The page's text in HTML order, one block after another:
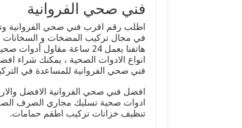
فني صحي الفروانية
اطلب رقم اقرب فني صحي الفروانية
في مجال تركيب المضخات و السخانات
هاتفنا يعمل 24 ساعة مقاول
انواع الادوات الصحية ، يمكنك شراء
فني صحي الفروانية للمساعدة في التركيب
ادوات صحية تسليك مجاري الصرف
تنظيف خزانات تركيب اطقم حمامات.